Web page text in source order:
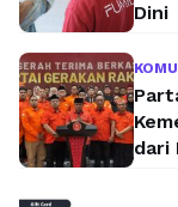
Dini
dari